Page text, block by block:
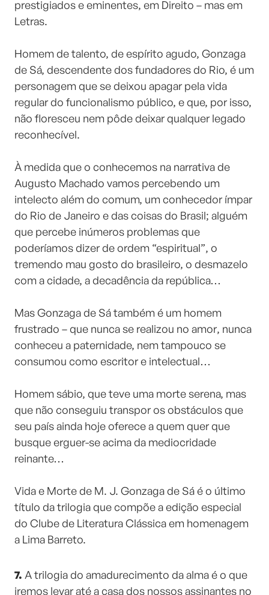
prestigiados e eminentes, em Direito – mas em
Letras.
Homem de talento, de espírito agudo, Gonzaga
de Sá, descendente dos fundadores do Rio, é um
personagem que se deixou apagar pela vida
regular do funcionalismo público, e que, por isso,
não floresceu nem pôde deixar qualquer legado
reconhecível.
À medida que o conhecemos na narrativa de
Augusto Machado vamos percebendo um
intelecto além do comum, um conhecedor ímpar
do Rio de Janeiro e das coisas do Brasil; alguém
que percebe inúmeros problemas que
poderíamos dizer de ordem “espiritual”, o
tremendo mau gosto do brasileiro, o desmazelo
com a cidade, a decadência da república…
Mas Gonzaga de Sá também é um homem
frustrado – que nunca se realizou no amor, nunca
conheceu a paternidade, nem tampouco se
consumou como escritor e intelectual…
Homem sábio, que teve uma morte serena, mas
que não conseguiu transpor os obstáculos que
seu país ainda hoje oferece a quem quer que
busque erguer-se acima da mediocridade
reinante…
Vida e Morte de M. J. Gonzaga de Sá é o último
título da trilogia que compõe a edição especial
do Clube de Literatura Clássica em homenagem
a Lima Barreto.
7. A trilogia do amadurecimento da alma é o que
iremos levar até a casa dos nossos assinantes no